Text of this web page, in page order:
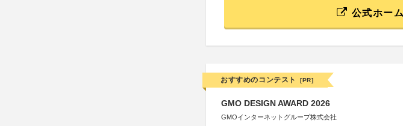
公式ホー
おすすめのコンテスト [PR]
GMO DESIGN AWARD 2026
GMOインターネットグループ株式会社